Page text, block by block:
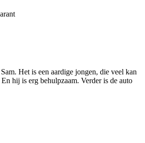
Het is een aardige jongen, die veel kan
hij is erg behulpzaam. Verder is de auto